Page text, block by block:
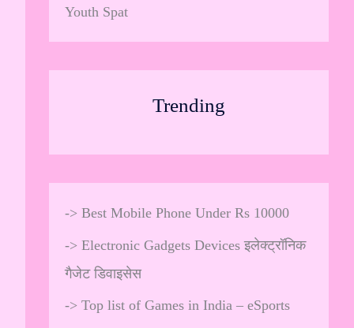
Youth Spat
Trending
-> Best Mobile Phone Under Rs 10000
-> Electronic Gadgets Devices इलेक्ट्रॉनिक
गैजेट डिवाइसेस
-> Top list of Games in India – eSports